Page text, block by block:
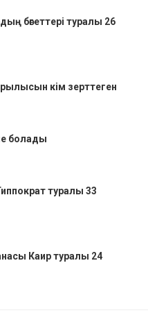
бөгеттері туралы 26
кім зерттеген
болады
туралы 33
Каир туралы 24